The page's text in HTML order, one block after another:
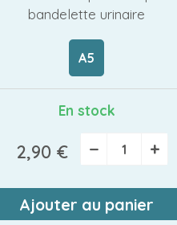
bandelette urinaire
A5
En stock
2,90 € − +
Ajouter au panier